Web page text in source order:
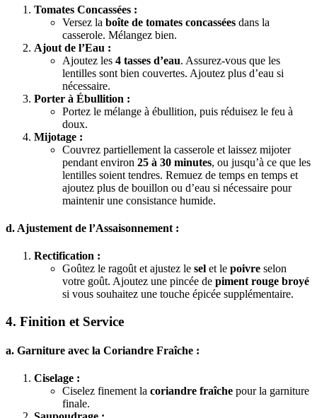
Tomates Concassées :
Versez la boîte de tomates concassées dans la
casserole. Mélangez bien.
Ajout de l’Eau :
Ajoutez les 4 tasses d’eau. Assurez-vous que les
lentilles sont bien couvertes. Ajoutez plus d’eau si
nécessaire.
Porter à Ébullition :
Portez le mélange à ébullition, puis réduisez le feu à
doux.
Mijotage :
Couvrez partiellement la casserole et laissez mijoter
pendant environ 25 à 30 minutes, ou jusqu’à ce que les
lentilles soient tendres. Remuez de temps en temps et
ajoutez plus de bouillon ou d’eau si nécessaire pour
maintenir une consistance humide.
d. Ajustement de l’Assaisonnement :
Rectification :
Goûtez le ragoût et ajustez le sel et le poivre selon
votre goût. Ajoutez une pincée de piment rouge broyé
si vous souhaitez une touche épicée supplémentaire.
4. Finition et Service
a. Garniture avec la Coriandre Fraîche :
Ciselage :
Ciselez finement la coriandre fraîche pour la garniture
finale.